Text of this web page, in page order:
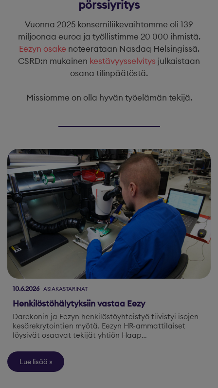
pörssiyritys
Vuonna 2025 konserniliikevaihtomme oli 139
miljoonaa euroa ja työllistimme 20 000 ihmistä.
Eezyn osake noteerataan Nasdaq Helsingissä.
CSRD:n mukainen kestävyysselvitys julkaistaan
osana tilinpäätöstä.
Missiomme on olla hyvän työelämän tekijä.
10.6.2026 ASIAKASTARINAT
Henkilöstöhälytyksiin vastaa Eezy
Darekonin ja Eezyn henkilöstöyhteistyö tiivistyi isojen
kesärekrytointien myötä. Eezyn HR-ammattilaiset
löysivät osaavat tekijät yhtiön Haap…
Lue lisää